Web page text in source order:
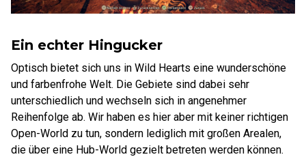
Ein echter Hingucker
Optisch bietet sich uns in Wild Hearts eine wunderschöne
und farbenfrohe Welt. Die Gebiete sind dabei sehr
unterschiedlich und wechseln sich in angenehmer
Reihenfolge ab. Wir haben es hier aber mit keiner richtigen
Open-World zu tun, sondern lediglich mit großen Arealen,
die über eine Hub-World gezielt betreten werden können.